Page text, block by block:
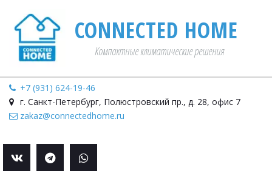
CONNECTED HOME­­
Компактные климатические решения
+7 (931) 624-19-46
г. Санкт-Петербург, Полюстровский пр., д. 28, офис 7
zakaz@connectedhome.ru